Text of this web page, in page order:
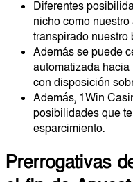
Diferentes
nicho como
transpirado nuestro
Además se puede
automatizada hacia
con disposición
Además, 1Win
posibilidades que
esparcimiento.
Prerrogativas